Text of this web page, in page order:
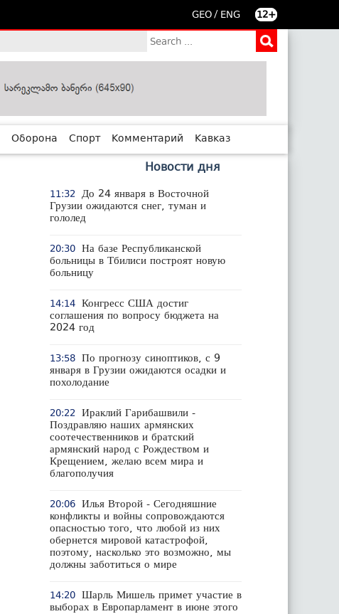
GEO / ENG 12+
Оборона Спорт Комментарий Кавказ
Новости дня
11:32
До 24 января в Восточной
Грузии ожидаются снег, туман и
гололед
20:30 На базе Республиканской
больницы в Тбилиси построят новую
больницу
14:14 Конгресс США достиг
соглашения по вопросу бюджета на
2024 год
13:58 По прогнозу синоптиков, с 9
января в Грузии ожидаются осадки и
похолодание
20:22
Ираклий Гарибашвили -
Поздравляю наших армянских
соотечественников и братский
армянский народ с Рождеством и
Крещением, желаю всем мира и
благополучия
20:06 Илья Второй - Сегодняшние
конфликты и войны сопровождаются
опасностью того, что любой из них
обернется мировой катастрофой,
поэтому, насколько это возможно, мы
должны заботиться о мире
14:20 Шарль Мишель примет участие в
выборах в Европарламент в июне этого